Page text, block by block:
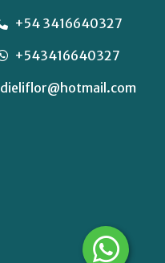
+54 3416640327
+543416640327
dieliflor@hotmail.com